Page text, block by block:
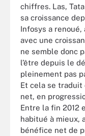
chiffres. Las,
sa croissance
Infosys a
avec une
ne semble donc
l’être depuis le
pleinement pas
Et cela se traduit
net, en
Entre la fin 2012
habitué à mieux,
bénéfice net de